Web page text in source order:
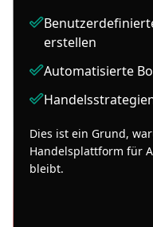
erstellen
Automatisierte
Dies ist ein Grund,
Handelsplattform für
bleibt.